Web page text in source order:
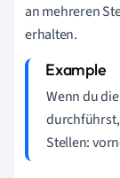
an mehreren
erhalten.
Wenn du
Stellen: